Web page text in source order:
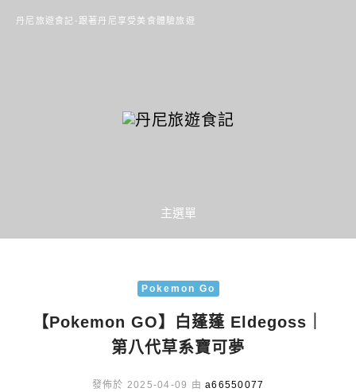
丹尼旅遊食記-跟著丹尼享受美食體驗旅遊
主選單
Pokemon Go
【Pokemon GO】白蓬蓬 Eldegoss｜
第八代草系寶可夢
發佈於 2025-04-09 由 a66550077